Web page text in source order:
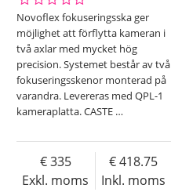
Novoflex fokuseringsska ger
möjlighet att förflytta kameran i
två axlar med mycket hög
precision. Systemet består av två
fokuseringsskenor monterad på
varandra. Levereras med QPL-1
kameraplatta. CASTE …
Exkl. moms
335
Inkl. moms
418.75